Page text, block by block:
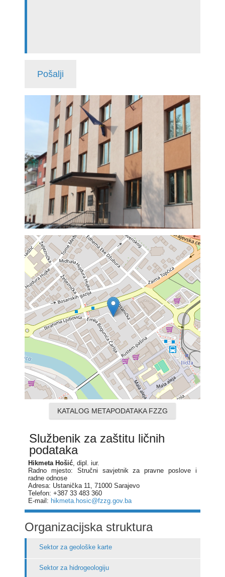
KATALOG METAPODATAKA FZZG
Službenik za zaštitu ličnih
podataka
Hikmeta Hošić, dipl. iur.
Radno mjesto: Stručni savjetnik za pravne poslove i
radne odnose
Adresa: Ustanička 11, 71000 Sarajevo
Telefon: +387 33 483 360
E-mail: hikmeta.hosic@fzzg.gov.ba
Organizacijska struktura
Sektor za geološke karte
Sektor za hidrogeologiju